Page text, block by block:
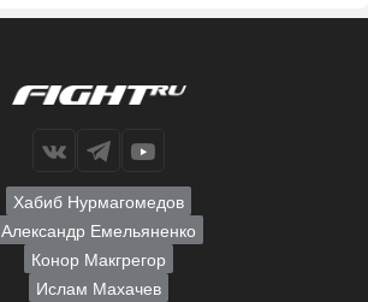
Хабиб Нурмагомедов
Александр Емельяненко
Конор Макгрегор
Ислам Махачев